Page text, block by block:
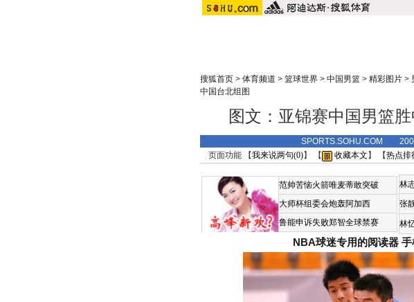
搜狐首页> 体育频道 > 篮球世界> 中国男篮> 精彩图片>
中国台北组图
图文：亚锦赛中国男篮
SPORTS.SOHU.COM
页面功能 【我来说两句(0)】 【 收藏本文 】 【热点排
范帅苦恼火箭唯麦蒂敢突破
大师杯组委会炮轰阿加西
鲁能申诉失败郑智全球禁赛
林
张
林
NBA球迷专用的阅读器 手